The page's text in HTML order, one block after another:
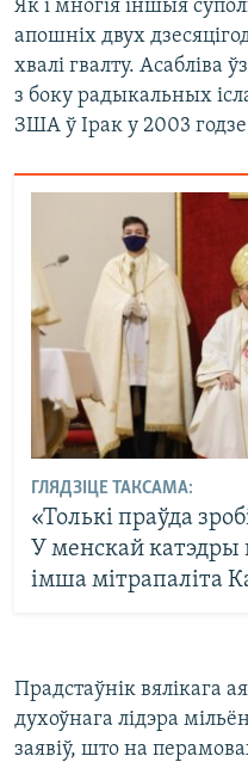
Як і многія іншыя
апошніх двух
хвалі гвалту. Асабліва
з боку радыкальных
ЗША ў Ірак у 2003
ГЛЯДЗІЦЕ ТАКСАМА:
«Толькі праўда
У менскай катэдры
імша мітрапаліта
Прадстаўнік вялікага
духоўнага лідэра
заявіў, што на